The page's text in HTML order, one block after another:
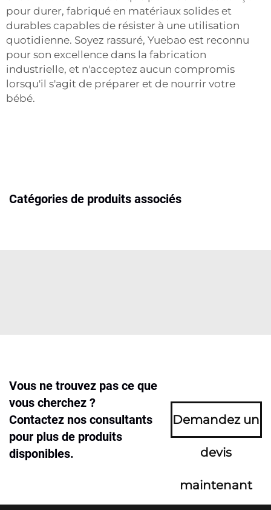
pour durer, fabriqué en matériaux solides et
durables capables de résister à une utilisation
quotidienne. Soyez rassuré, Yuebao est reconnu
pour son excellence dans la fabrication
industrielle, et n'acceptez aucun compromis
lorsqu'il s'agit de préparer et de nourrir votre
bébé.
Catégories de produits associés
Vous ne trouvez pas ce que
vous cherchez ?
Contactez nos consultants
pour plus de produits
disponibles.
Demandez un
devis
maintenant